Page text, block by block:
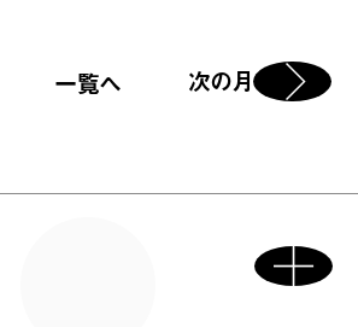
一覧へ 次の月